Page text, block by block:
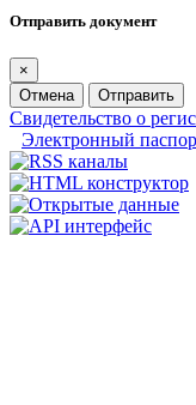
Отправить документ
×
Отмена
Отправить
Свидетельство о
Электронный